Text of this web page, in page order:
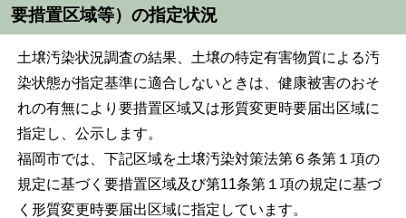
要措置区域等）の指定状況
土壌汚染状況調査の結果、土壌の特定有害物質による汚
染状態が指定基準に適合しないときは、健康被害のおそ
れの有無により要措置区域又は形質変更時要届出区域に
指定し、公示します。
福岡市では、下記区域を土壌汚染対策法第６条第１項の
規定に基づく要措置区域及び第11条第１項の規定に基づ
く形質変更時要届出区域に指定しています。